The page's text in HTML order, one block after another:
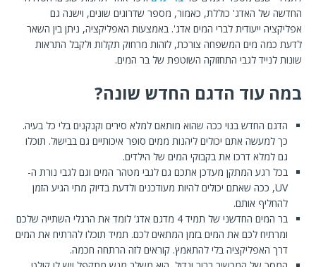
החדשה של האדג' כוללת, כאמור, מספר שדרוגים שונים, וישנה גם
אפליקציה ייעודית לברי המים אדג'. באמצעות האפליקציה, ניתן בין השאר
לדעת כמה מים המשפחה צורכת, לזהות מרחוק תקלות ולקבל התראות
שונות לנייד לגבי התחזוקה השוטפת של בר המים.
במה עוד הדגם החדש שונה?
הדגם החדש בנוי ככה שהוא מותאם למלא סירים וקנקנים בלי כל בעיה.
כך למעשה אתם יכולים ליהנות ממים סופר איכותיים גם בבישול. תוכלו
גם למלא דרכו את בקבוקי המים של הילדים.
בכל רגע המתקן מעדכן אתכם גם לגבי מטהר המים וגם לגבי נורת ה-
UV, ככה שאתם יכולים להיות מעודכנים ולדעת בדיוק מתי הגיע הזמן
להחליף אותם.
בר המים החדשני של תמיד 4 מדגם אדג‘ לומד את הרגלי השתייה שלכם
ומרתיח לכם את המים בזמן המתאים לכם. תמיד תוכלו להרתיח את המים
דרך האפליקציה בלי להתאמץ. קוראים לזה הרתחה חכמה.